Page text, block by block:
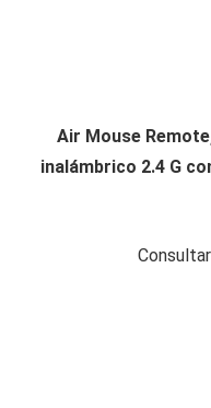
Air Mouse
inalámbrico 2.4 G